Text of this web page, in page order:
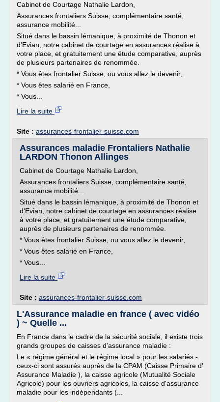
Cabinet de Courtage Nathalie Lardon,
Assurances frontaliers Suisse, complémentaire santé,
assurance mobilité...
Situé dans le bassin lémanique, à proximité de Thonon et
d'Evian, notre cabinet de courtage en assurances réalise à
votre place, et gratuitement une étude comparative, auprès
de plusieurs partenaires de renommée.
* Vous êtes frontalier Suisse, ou vous allez le devenir,
* Vous êtes salarié en France,
* Vous...
Lire la suite
Site : assurances-frontalier-suisse.com
Assurances maladie Frontaliers Nathalie
LARDON Thonon Allinges
Cabinet de Courtage Nathalie Lardon,
Assurances frontaliers Suisse, complémentaire santé,
assurance mobilité...
Situé dans le bassin lémanique, à proximité de Thonon et
d'Evian, notre cabinet de courtage en assurances réalise
à votre place, et gratuitement une étude comparative,
auprès de plusieurs partenaires de renommée.
* Vous êtes frontalier Suisse, ou vous allez le devenir,
* Vous êtes salarié en France,
* Vous...
Lire la suite
Site : assurances-frontalier-suisse.com
L'Assurance maladie en france ( avec vidéo
) ~ Quelle ...
En France dans le cadre de la sécurité sociale, il existe trois
grands groupes de caisses d'assurance maladie :
Le « régime général et le régime local » pour les salariés -
ceux-ci sont assurés auprès de la CPAM (Caisse Primaire d'
Assurance Maladie ), la caisse agricole (Mutualité Sociale
Agricole) pour les ouvriers agricoles, la caisse d'assurance
maladie pour les indépendants (...